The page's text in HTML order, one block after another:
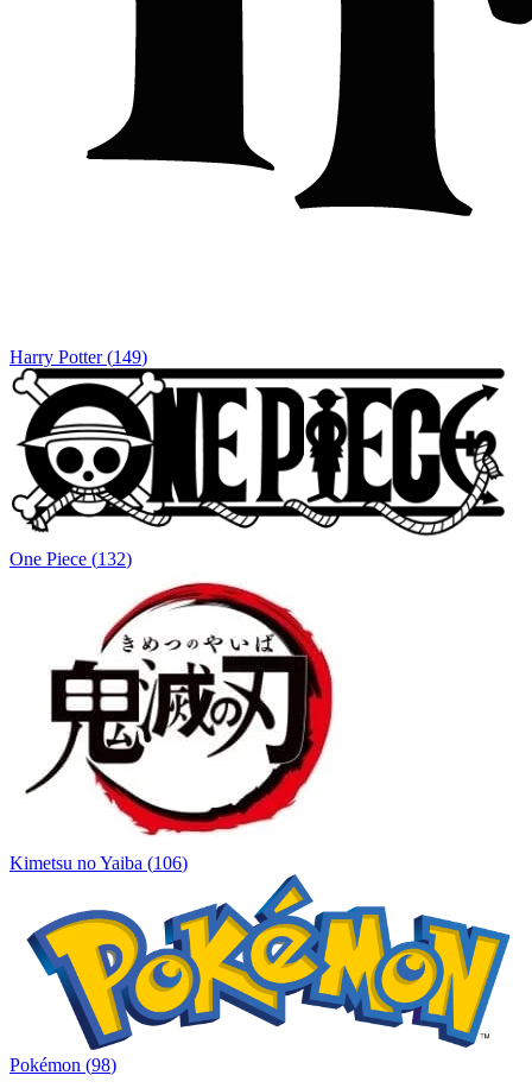
Harry Potter (149)
One Piece (132)
Kimetsu no Yaiba (106)
Pokémon (98)